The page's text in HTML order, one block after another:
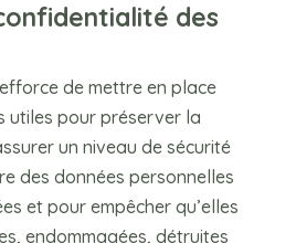
des
de mettre en place
utiles pour préserver la
un niveau de sécurité
des données personnelles
et pour empêcher qu’elles
endommagées, détruites